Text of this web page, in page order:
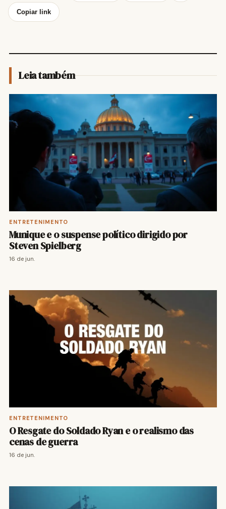
Copiar link
Leia também
ENTRETENIMENTO
Munique e o suspense político dirigido por
Steven Spielberg
16 de jun.
ENTRETENIMENTO
O Resgate do Soldado Ryan e o realismo das
cenas de guerra
16 de jun.